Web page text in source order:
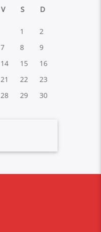
V S D
1
2
7 8
9
14 15
16
21 22
23
28 29
30